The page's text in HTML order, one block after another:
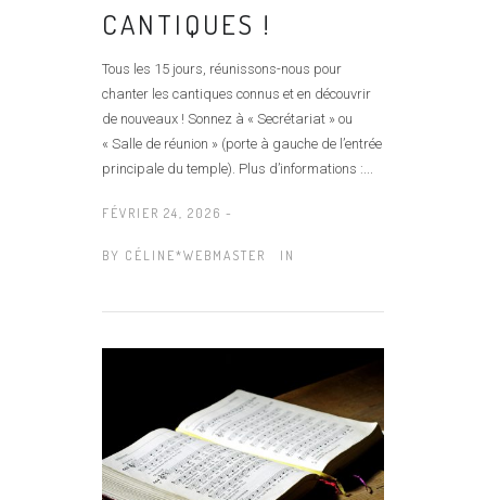
CANTIQUES !
Tous les 15 jours, réunissons-nous pour
chanter les cantiques connus et en découvrir
de nouveaux ! Sonnez à « Secrétariat » ou
« Salle de réunion » (porte à gauche de l’entrée
principale du temple). Plus d’informations :...
FÉVRIER 24, 2026 -
BY CÉLINE*WEBMASTER IN